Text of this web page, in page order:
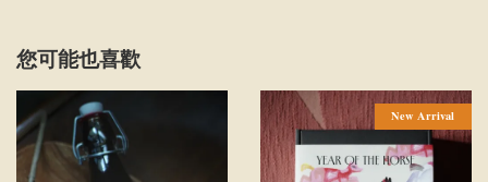
您可能也喜歡
New Arrival